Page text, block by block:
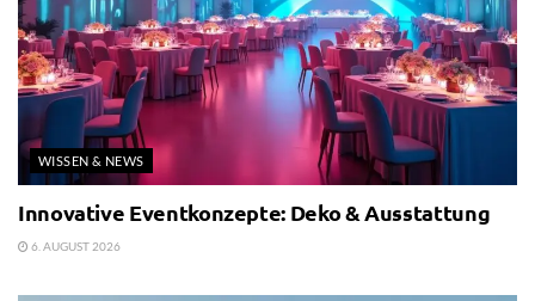
WISSEN & NEWS
Innovative Eventkonzepte: Deko & Ausstattung
6. AUGUST 2026